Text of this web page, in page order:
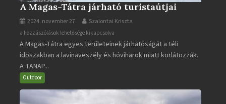
A Magas-Tátra járható turistaútjai
2024. november 27. Szalontai Kriszta
A
Magas-
Tátra
járható
turistaútjai
a hozzászólások lehetősége kikapcsolva
A Magas-Tátra egyes területeinek járhatóságát a téli
időszakban a lavinaveszély és hóviharok miatt korlátozzák.
A TANAP...
Outdoor